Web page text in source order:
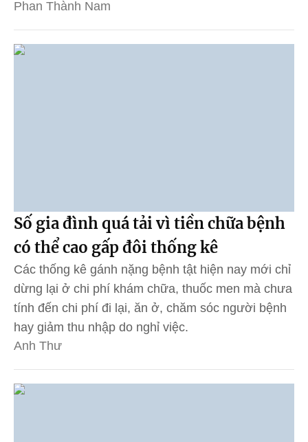
Phan Thành Nam
Số gia đình quá tải vì tiền chữa bệnh
có thể cao gấp đôi thống kê
Các thống kê gánh nặng bệnh tật hiện nay mới chỉ
dừng lại ở chi phí khám chữa, thuốc men mà chưa
tính đến chi phí đi lại, ăn ở, chăm sóc người bệnh
hay giảm thu nhập do nghỉ việc.
Anh Thư